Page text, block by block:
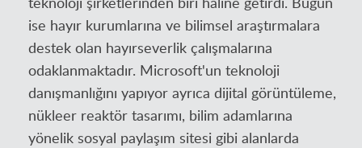
ise hayır kurumlarına ve bilimsel araştırmalara
destek olan hayırseverlik çalışmalarına
odaklanmaktadır. Microsoft'un teknoloji
danışmanlığını yapıyor ayrıca dijital görüntüleme,
nükleer reaktör tasarımı, bilim adamlarına
yönelik sosyal paylaşım sitesi gibi alanlarda